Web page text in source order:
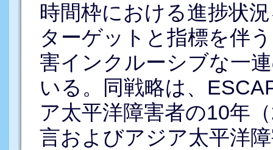
時間枠における進捗状
ターゲットと指標を伴
害インクルーシブな一
いる。同戦略は、
ア太平洋障害者の10年
言およびアジア太平洋